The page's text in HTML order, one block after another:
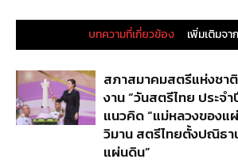
บทความที่เกี่ยวข้อง เพิ่มเติมจา
สภาสมาคมสตรีแห่งชา
งาน “วันสตรีไทย ประจ
แนวคิด “แม่หลวงของ
วิมาน สตรีไทยตั้งปณิธ
แผ่นดิน”